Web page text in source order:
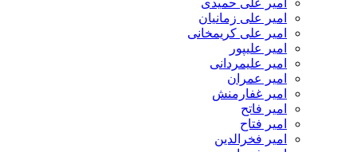
امیر علی حمیدی
امیر علی زمانیان
امیر علی کریمخانی
امیر علیپور
امیر علیمردانی
امیر عمران
امیر غفارمنش
امیر فاتح
امیر فتاح
امیر فخرالدین